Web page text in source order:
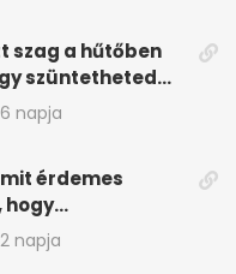
szag a hűtőben
szüntetheted
6 napja
érdemes
hogy
tűnjön a lakás
2 napja